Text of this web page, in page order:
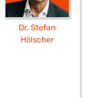
Dr. Stefan
Hölscher